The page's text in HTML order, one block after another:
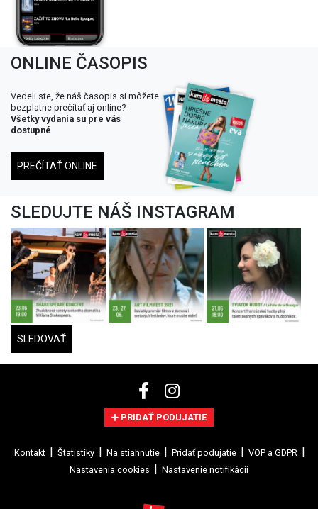
ONLINE ČASOPIS
Vedeli ste, že náš časopis si môžete
bezplatne prečítať aj online?
Všetky vydania su pre vás
dostupné
PREČÍTAŤ ONLINE
SLEDUJTE NÁŠ INSTAGRAM
SLEDOVAŤ
PRIDAŤ PODUJATIE
Kontakt Štatistiky Na stiahnutie Pridať podujatie
VOP a GDPR
Nastavenia cookies
Nastavenie notifikácií